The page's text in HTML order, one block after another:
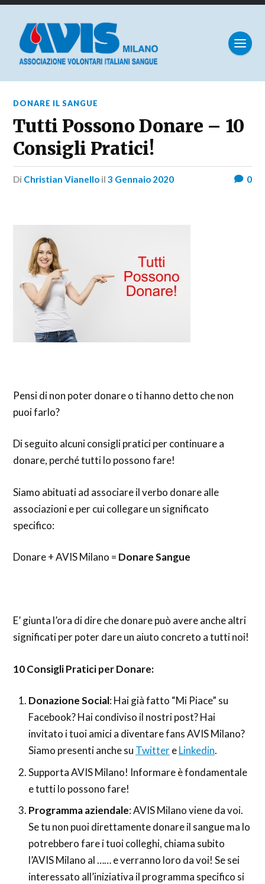
DONARE IL SANGUE
Tutti Possono Donare – 10
Consigli Pratici!
di Christian Vianello il3 Gennaio 2020 0
Pensi di non poter donare o ti hanno detto che non
puoi farlo?
Di seguito alcuni consigli pratici per continuare a
donare, perché tutti lo possono fare!
Siamo abituati ad associare il verbo donare alle
associazioni e per cui collegare un significato
specifico:
Donare + AVIS Milano = Donare Sangue
E’ giunta l’ora di dire che donare può avere anche altri
significati per poter dare un aiuto concreto a tutti noi!
10 Consigli Pratici per Donare:
Donazione Social: Hai già fatto “Mi Piace” su
Facebook? Hai condiviso il nostri post? Hai
invitato i tuoi amici a diventare fans AVIS Milano?
Siamo presenti anche su TwittereLinkedin.
Supporta AVIS Milano! Informare è fondamentale
e tutti lo possono fare!
Programma aziendale: AVIS Milano viene da voi.
Se tu non puoi direttamente donare il sangue ma lo
potrebbero fare i tuoi colleghi, chiama subito
l’AVIS Milano al …… e verranno loro da voi! Se sei
interessato all’iniziativa il programma specifico si